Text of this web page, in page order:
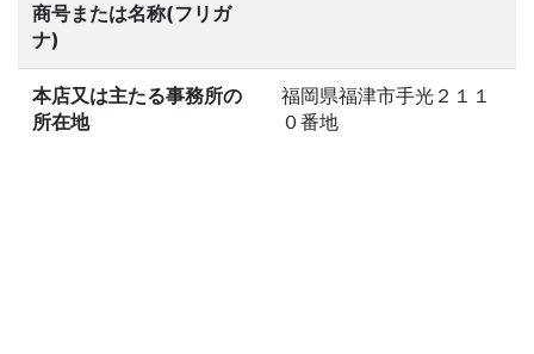
商号または名称(フリガ
ナ)
本店又は主たる事務所の
所在地
福岡県福津市手光２１１
０番地